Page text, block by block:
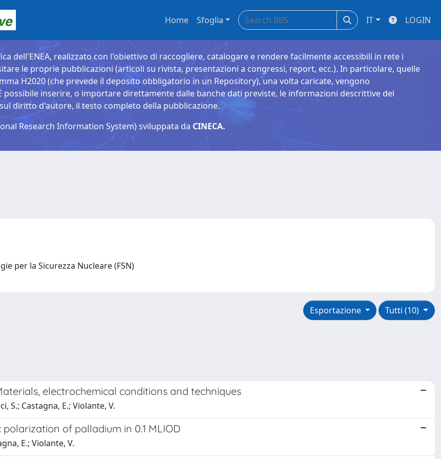
Home Sfoglia IT LOGIN
dell'ENEA, realizzato con l'obiettivo di raccogliere, catalogare e rendere facilmente accessibili in rete i
le proprie pubblicazioni (articoli su rivista, presentazioni a congressi, report, ecc.). In particolare, quelle
H2020 (che prevede il deposito obbligatorio in un Repository), una volta caricate, vengono
inserire, o importare direttamente dalle banche dati previste, le informazioni descrittive del
diritto d'autore, il testo completo della pubblicazione.
Research Information System) sviluppata da CINECA.
per la Sicurezza Nucleare (FSN)
Tutti (10)
Esportazione
electrochemical conditions and techniques
S.; Castagna, E.; Violante, V.
of palladium in 0.1 MLIOD
E.; Violante, V.